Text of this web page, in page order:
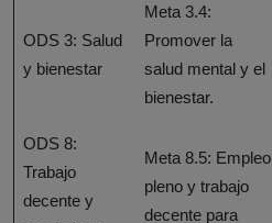
ODS 3: Salud
y bienestar
Meta 3.4:
Promover la
salud mental y el
bienestar.
ODS 8:
Trabajo
decente y
Meta 8.5: Empleo
pleno y trabajo
decente para